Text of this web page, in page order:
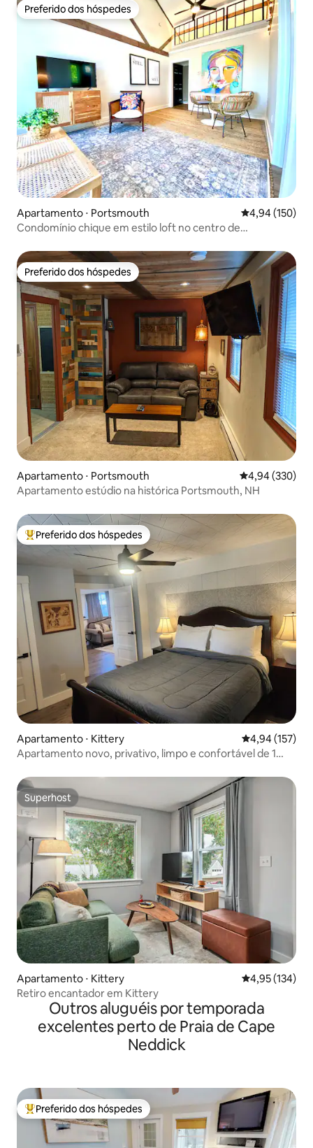
Preferido dos hóspedes
Preferido dos hóspedes
Apartamento ⋅ Portsmouth 4,94 de uma
4,94 (150)
Condomínio chique em estilo loft no centro de
Preferido dos hóspedes
Preferido dos hóspedes
Apartamento ⋅ Portsmouth 4,94 de uma
4,94 (330)
Apartamento estúdio na histórica Portsmouth, NH
Entre os melhores preferidos dos hóspedes
Preferido dos hóspedes
Apartamento ⋅ Kittery 4,94 de uma
4,94 (157)
Apartamento novo, privativo, limpo e confortável de 1
Superhost
Superhost
Apartamento ⋅ Kittery 4,95 de uma
4,95 (134)
Retiro encantador em Kittery
Outros aluguéis por temporada
excelentes perto de Praia de Cape
Neddick
Entre os melhores preferidos dos hóspedes
Preferido dos hóspedes